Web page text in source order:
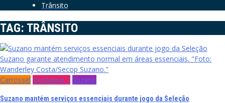
Trânsito
TAG: TRÂNSITO
Suzano garante atendimento normal em áreas essenciais. "Foto:
Wanderley Costa/Secop Suzano."
Carrossel Destaque 1 Suzano
Suzano mantém serviços essenciais durante jogo da Seleção